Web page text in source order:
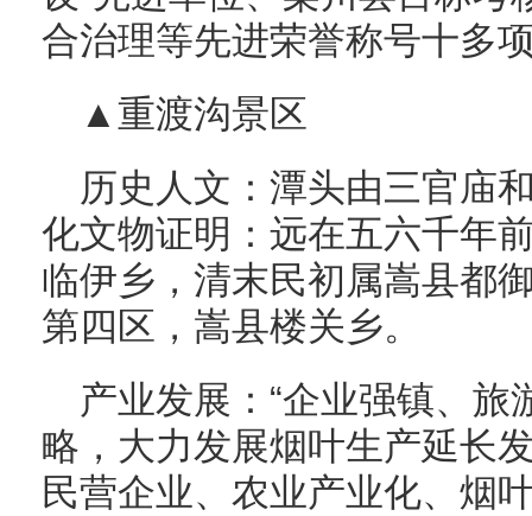
合治理等先进荣誉称号十多
▲重渡沟景区
历史人文：潭头由三官庙
化文物证明：远在五六千年
临伊乡，清末民初属嵩县都
第四区，嵩县楼关乡。
产业发展：“企业强镇、旅
略，大力发展烟叶生产延长
民营企业、农业产业化、烟